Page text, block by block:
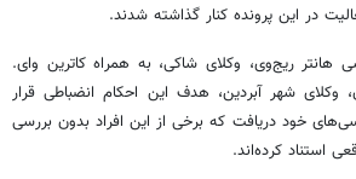
در این پرونده کنار گذاشته شدند.
هانتر ریج‌وی، وکلای شاکی، به همراه کاترین وای.
وکلای شهر آبردین، هدف این احکام انضباطی قرار
خود دریافت که برخی از این افراد بدون بررسی
استناد کرده‌اند.